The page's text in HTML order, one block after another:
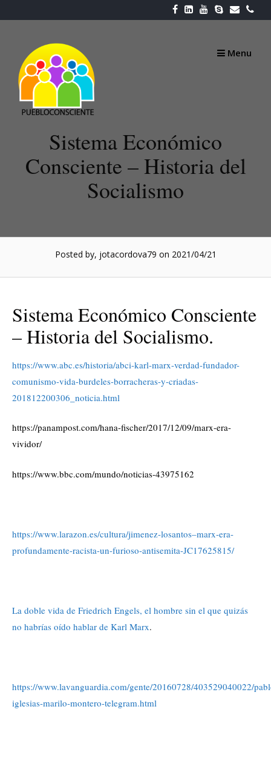
to
Menu
Sistema Económico
Consciente – Historia del
Socialismo
Posted by, jotacordova79 on 2021/04/21
Sistema Económico Consciente
– Historia del Socialismo.
https://www.abc.es/historia/abci-karl-marx-verdad-fundador-
comunismo-vida-burdeles-borracheras-y-criadas-
201812200306_noticia.html
https://panampost.com/hana-fischer/2017/12/09/marx-era-
vividor/
https://www.bbc.com/mundo/noticias-43975162
https://www.larazon.es/cultura/jimenez-losantos–marx-era-
profundamente-racista-un-furioso-antisemita-JC17625815/
La doble vida de Friedrich Engels, el hombre sin el que quizás
no habrías oído hablar de Karl Marx.
https://www.lavanguardia.com/gente/20160728/403529040022/
iglesias-marilo-montero-telegram.html